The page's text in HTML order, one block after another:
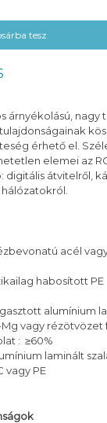
tesz
árnyékolású, nagy
érhető el.
elemei az RG
digitális átvitelről,
acél
alumínium
vagy rézötvözet
laminált
vagy